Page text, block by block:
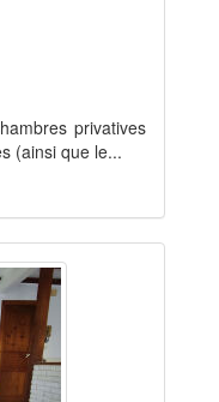
privatives
(ainsi que le...